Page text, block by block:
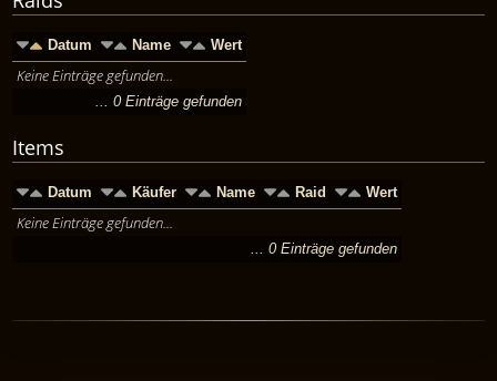
Datum Name Wert
Keine Einträge gefunden...
... 0 Einträge gefunden
Items
Datum Käufer Name Raid Wert
Keine Einträge gefunden...
... 0 Einträge gefunden